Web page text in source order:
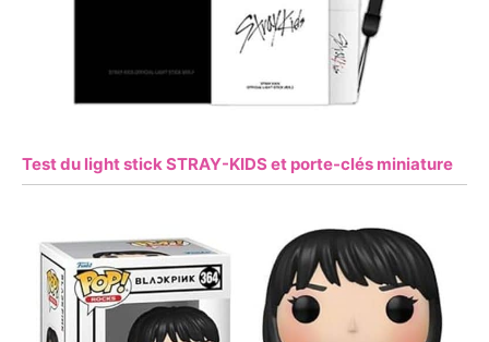
Test du light stick STRAY-KIDS et porte-clés miniature